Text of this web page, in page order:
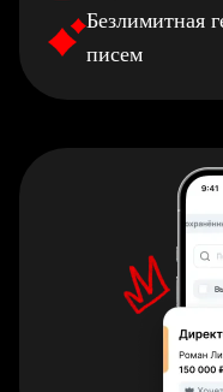
Безлимитная
писем